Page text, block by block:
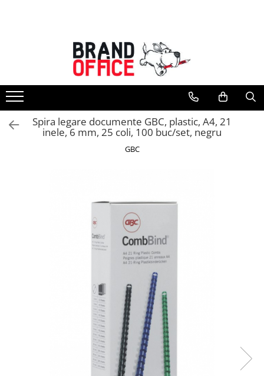
Unitate Protejata - PRODUCTIE
Hartie copiator si produse
tipografice
Produse consumabile din hartie
Detergenti si dezinfectanti
Organizatoare business
Hartie si articole din hartie
Bibliorafturi, caiete mecanice,
Capsatoare, capse si perforatoare
Caiete si blocnotesuri
Dosare, folii protectie si mape
Accesorii diverse pentru birou
Spira legare documente GBC, plastic, A4, 21
inele, 6 mm, 25 coli, 100 buc/set, negru
GBC